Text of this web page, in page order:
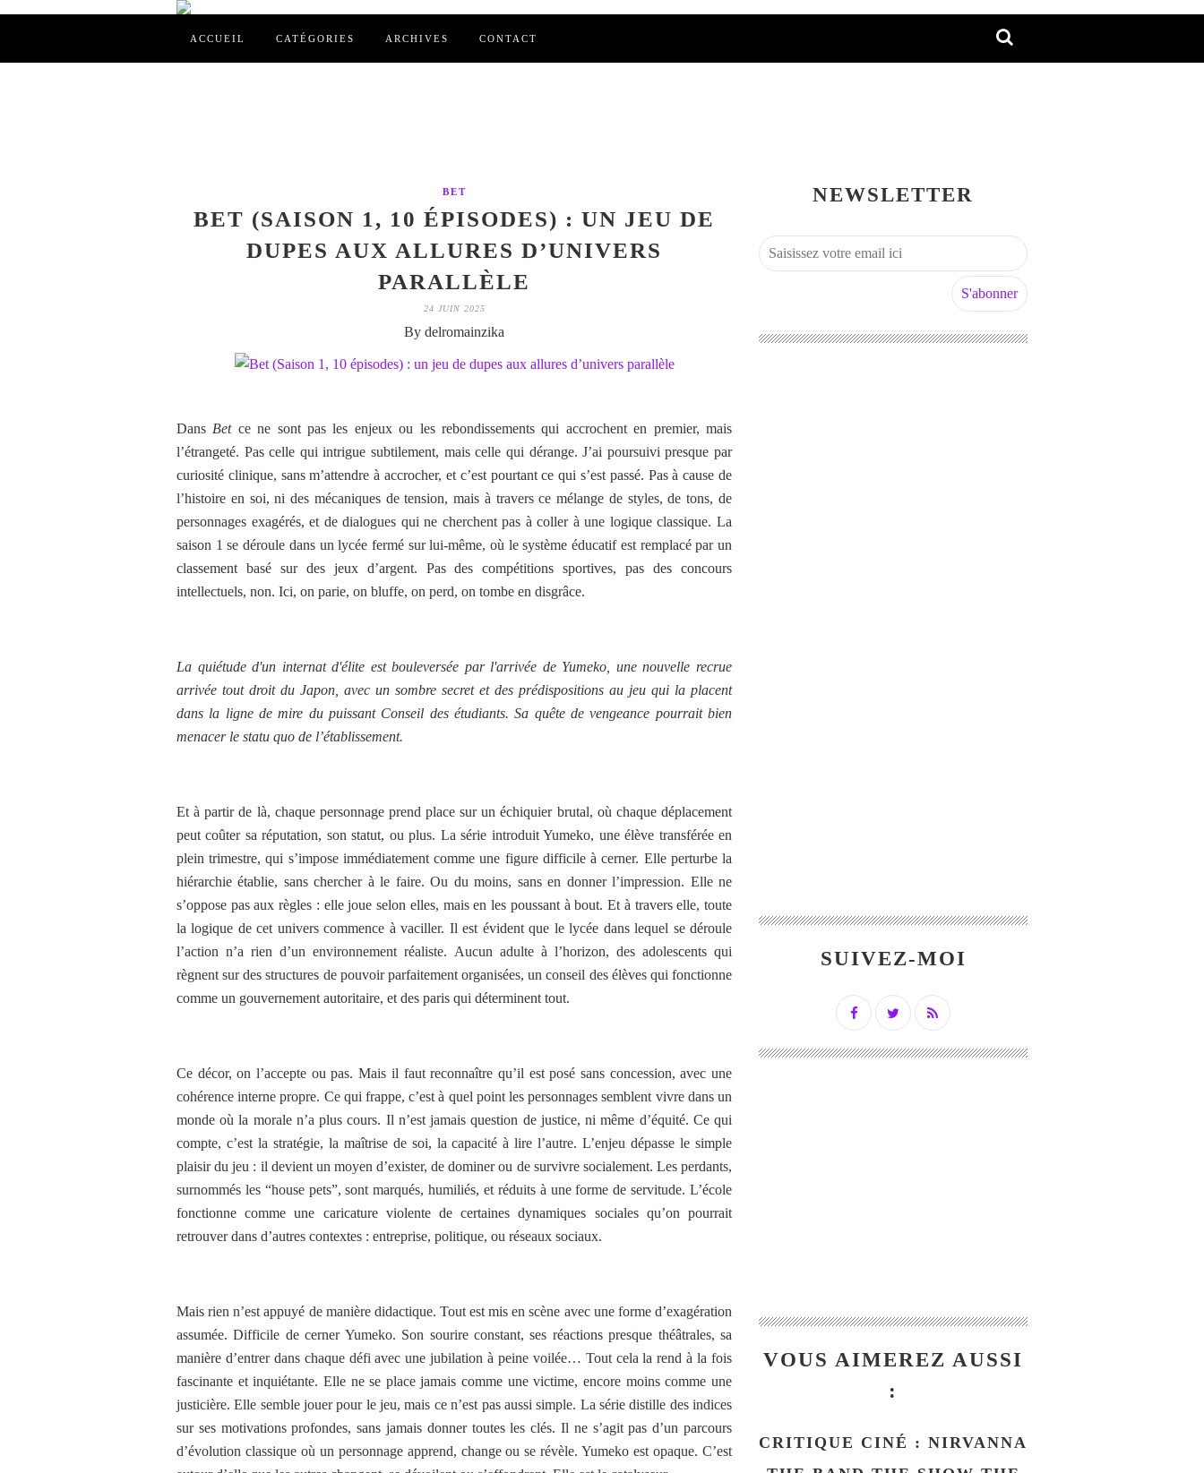
ACCUEIL CATÉGORIES ARCHIVES CONTACT
BET
BET (SAISON 1, 10 ÉPISODES) : UN JEU DE
DUPES AUX ALLURES D’UNIVERS
PARALLÈLE
24 JUIN 2025
By delromainzika
Dans Betce ne sont pas les enjeux ou les rebondissements qui accrochent en premier, mais
l’étrangeté. Pas celle qui intrigue subtilement, mais celle qui dérange. J’ai poursuivi presque par
curiosité clinique, sans m’attendre à accrocher, et c’est pourtant ce qui s’est passé. Pas à cause de
l’histoire en soi, ni des mécaniques de tension, mais à travers ce mélange de styles, de tons, de
personnages exagérés, et de dialogues qui ne cherchent pas à coller à une logique classique. La
saison 1 se déroule dans un lycée fermé sur lui-même, où le système éducatif est remplacé par un
classement basé sur des jeux d’argent. Pas des compétitions sportives, pas des concours
intellectuels, non. Ici, on parie, on bluffe, on perd, on tombe en disgrâce.
La quiétude d'un internat d'élite est bouleversée par l'arrivée de Yumeko, une nouvelle recrue
arrivée tout droit du Japon, avec un sombre secret et des prédispositions au jeu qui la placent
dans la ligne de mire du puissant Conseil des étudiants. Sa quête de vengeance pourrait bien
menacer le statu quo de l’établissement.
Et à partir de là, chaque personnage prend place sur un échiquier brutal, où chaque déplacement
peut coûter sa réputation, son statut, ou plus. La série introduit Yumeko, une élève transférée en
plein trimestre, qui s’impose immédiatement comme une figure difficile à cerner. Elle perturbe la
hiérarchie établie, sans chercher à le faire. Ou du moins, sans en donner l’impression. Elle ne
s’oppose pas aux règles : elle joue selon elles, mais en les poussant à bout. Et à travers elle, toute
la logique de cet univers commence à vaciller. Il est évident que le lycée dans lequel se déroule
l’action n’a rien d’un environnement réaliste. Aucun adulte à l’horizon, des adolescents qui
règnent sur des structures de pouvoir parfaitement organisées, un conseil des élèves qui fonctionne
comme un gouvernement autoritaire, et des paris qui déterminent tout.
Ce décor, on l’accepte ou pas. Mais il faut reconnaître qu’il est posé sans concession, avec une
cohérence interne propre. Ce qui frappe, c’est à quel point les personnages semblent vivre dans un
monde où la morale n’a plus cours. Il n’est jamais question de justice, ni même d’équité. Ce qui
compte, c’est la stratégie, la maîtrise de soi, la capacité à lire l’autre. L’enjeu dépasse le simple
plaisir du jeu : il devient un moyen d’exister, de dominer ou de survivre socialement. Les perdants,
surnommés les “house pets”, sont marqués, humiliés, et réduits à une forme de servitude. L’école
fonctionne comme une caricature violente de certaines dynamiques sociales qu’on pourrait
retrouver dans d’autres contextes : entreprise, politique, ou réseaux sociaux.
Mais rien n’est appuyé de manière didactique. Tout est mis en scène avec une forme d’exagération
assumée. Difficile de cerner Yumeko. Son sourire constant, ses réactions presque théâtrales, sa
manière d’entrer dans chaque défi avec une jubilation à peine voilée… Tout cela la rend à la fois
fascinante et inquiétante. Elle ne se place jamais comme une victime, encore moins comme une
justicière. Elle semble jouer pour le jeu, mais ce n’est pas aussi simple. La série distille des indices
sur ses motivations profondes, sans jamais donner toutes les clés. Il ne s’agit pas d’un parcours
d’évolution classique où un personnage apprend, change ou se révèle. Yumeko est opaque. C’est
NEWSLETTER
SUIVEZ-MOI
VOUS AIMEREZ AUSSI
:
CRITIQUE CINÉ : NIRVANNA